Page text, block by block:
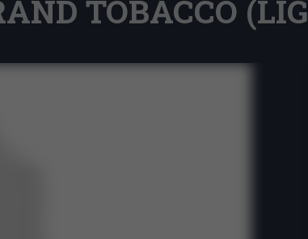
TOBACCO